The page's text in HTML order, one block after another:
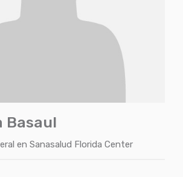
Basaul
en Sanasalud Florida Center